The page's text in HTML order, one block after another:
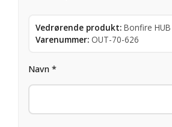
Vedrørende produkt: Bonfire HUB
Varenummer: OUT-70-626
Navn *